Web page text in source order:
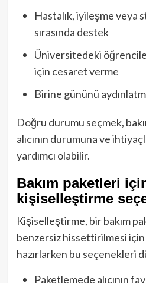
Hastalık, iyileşme veya
sırasında destek
Üniversitedeki
için cesaret verme
Birine gününü
Doğru durumu seçmek,
alıcının durumuna ve
yardımcı olabilir.
Bakım paketleri
kişiselleştirme
Kişiselleştirme, bir bakım
benzersiz hissettirilmesi
hazırlarken bu seçenekleri
Paketlemede alıcının